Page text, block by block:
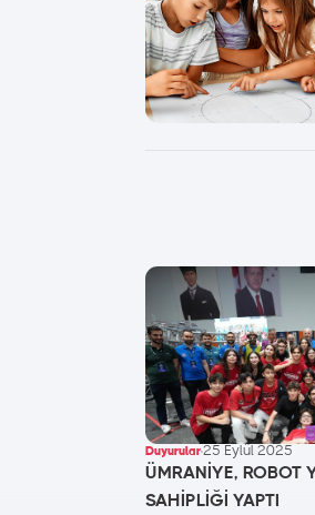
Duyurular 25 Eylül 2025
ÜMRANİYE, ROBOT
SAHİPLİĞİ YAPTI